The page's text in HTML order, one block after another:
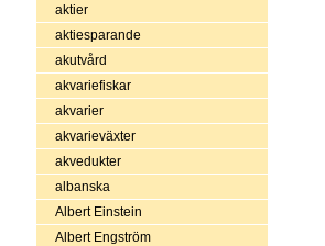
aktier
aktiesparande
akutvård
akvariefiskar
akvarier
akvarieväxter
akvedukter
albanska
Albert Einstein
Albert Engström